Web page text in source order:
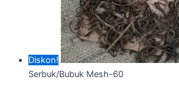
Diskon!
Serbuk/Bubuk Mesh-60